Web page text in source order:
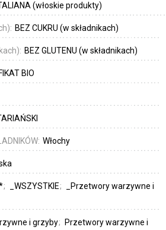
(włoskie produkty)
BEZ CUKRU (w składnikach)
BEZ GLUTENU (w składnikach)
BIO
Włochy
_WSZYSTKIE
_Przetwory warzywne i
i grzyby
Przetwory warzywne i